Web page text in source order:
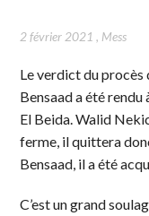
2 février 2021 , Mess
Le verdict du
Bensaad a été
El Beida. Walid
ferme, il quittera
Bensaad, il a été
C’est un grand